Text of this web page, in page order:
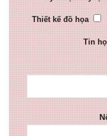
Thiết kế đồ họa
Tin